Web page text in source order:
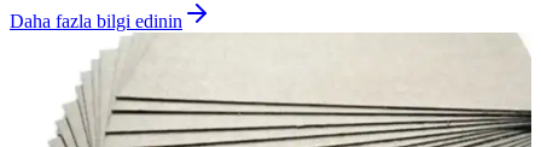
Daha fazla bilgi edinin